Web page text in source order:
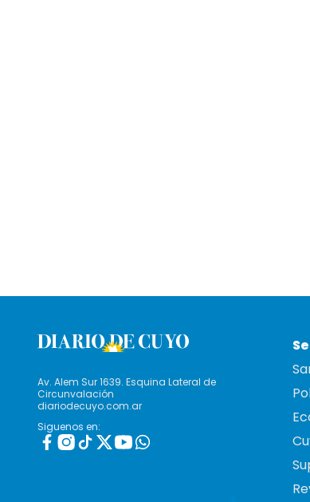
Av. Alem Sur 1639. Esquina Lateral de
Circunvalación
diariodecuyo.com.ar
Siguenos en: